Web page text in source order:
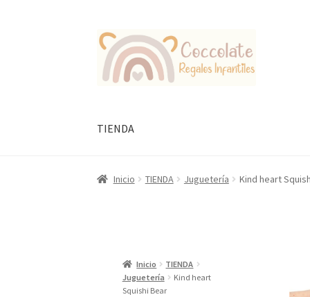
Ir
la
Ir
al
contenido
TIENDA
Inicio TIENDA Juguetería Kind heart
Inicio
TIENDA
Juguetería
Kind heart
Squishi Bear